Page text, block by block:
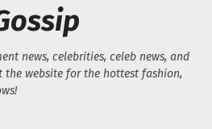
news, celebrities, celeb news, and
the website for the hottest fashion,